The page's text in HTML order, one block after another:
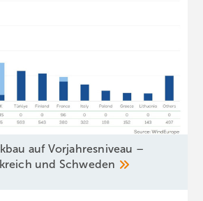
auf Vorjahresniveau –
und Schweden